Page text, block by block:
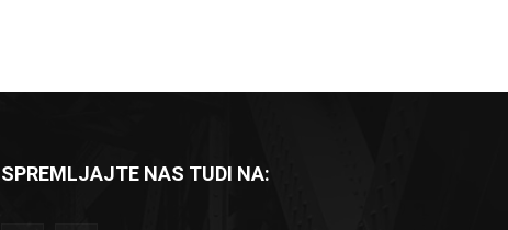
SPREMLJAJTE NAS TUDI NA: